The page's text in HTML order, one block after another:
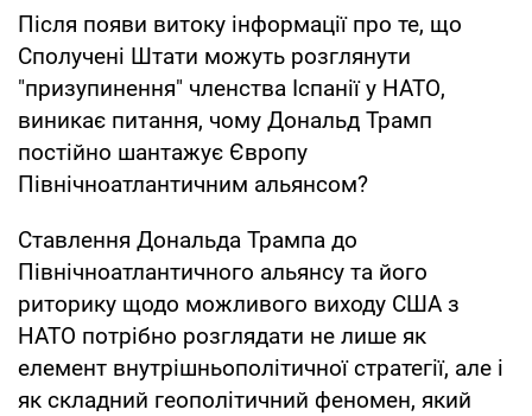
Після появи витоку інформації про те, що
Сполучені Штати можуть розглянути
"призупинення" членства Іспанії у НАТО,
виникає питання, чому Дональд Трамп
постійно шантажує Європу
Північноатлантичним альянсом?
Ставлення Дональда Трампа до
Північноатлантичного альянсу та його
риторику щодо можливого виходу США з
НАТО потрібно розглядати не лише як
елемент внутрішньополітичної стратегії, але і
як складний геополітичний феномен, який